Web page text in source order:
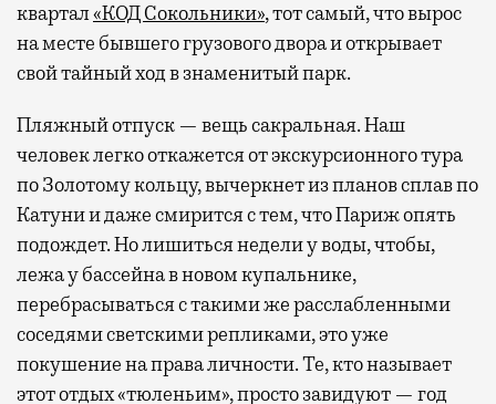
квартал«КОД Сокольники», тот самый, что вырос
на месте бывшего грузового двора и открывает
свой тайный ход в знаменитый парк.
Пляжный отпуск — вещь сакральная. Наш
человек легко откажется от экскурсионного тура
по Золотому кольцу, вычеркнет из планов сплав по
Катуни и даже смирится с тем, что Париж опять
подождет. Но лишиться недели у воды, чтобы,
лежа у бассейна в новом купальнике,
перебрасываться с такими же расслабленными
соседями светскими репликами, это уже
покушение на права личности. Те, кто называет
этот отдых «тюленьим», просто завидуют — год